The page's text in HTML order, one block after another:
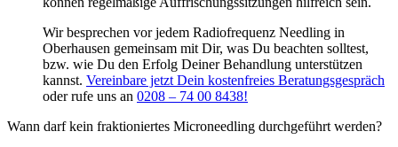
Wir besprechen vor jedem Radiofrequenz Needling in
Oberhausen gemeinsam mit Dir, was Du beachten solltest,
bzw. wie Du den Erfolg Deiner Behandlung unterstützen
kannst. Vereinbare jetzt Dein kostenfreies Beratungsgespräch
oder rufe uns an 0208 – 74 00 8438!
Wann darf kein fraktioniertes Microneedling durchgeführt werden?